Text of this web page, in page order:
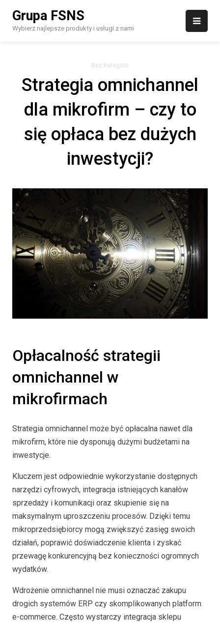
content
Grupa FSNS
Wybierz najlepsze produkty i usługi z nami
Bez kategorii
Strategia omnichannel
dla mikrofirm – czy to
się opłaca bez dużych
inwestycji?
Opłacalność strategii
omnichannel w
mikrofirmach
Strategia omnichannel może być opłacalna nawet dla
mikrofirm, które nie dysponują dużymi budżetami na
inwestycje.
Kluczem jest odpowiednie wykorzystanie dostępnych
narzędzi cyfrowych, integracja istniejących kanałów
sprzedaży i komunikacji oraz skupienie się na
maksymalnym uproszczeniu procesów. Dzięki temu
mikroprzedsiębiorcy mogą zwiększyć zasięg swoich
działań, poprawić doświadczenie klienta i zyskać
przewagę konkurencyjną bez konieczności ogromnych
wydatków.
Wdrożenie omnichannel nie musi oznaczać zakupu
drogich systemów ERP czy skomplikowanych platform
e-commerce. Często wystarczy integracja sklepu